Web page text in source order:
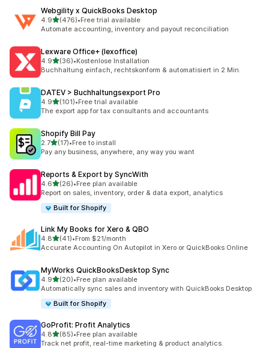
Webgility x QuickBooks Desktop
4.9별 5개 중
(476)
총 리뷰 476개
•Free trial available
Automate accounting, inventory and payout reconciliation
Lexware Office+ (lexoffice)
4.9별 5개 중
(36)
총 리뷰 36개
•Kostenlose Installation
Buchhaltung einfach, rechtskonform & automatisiert in 2 Min.
DATEV > Buchhaltungsexport Pro
4.9별 5개 중
(101)
총 리뷰 101개
•Free trial available
The export app for tax consultants and accountants
Shopify Bill Pay
2.7별 5개 중
(17)
총 리뷰 17개
•Free to install
Pay any business, anywhere, any way you want
Reports & Export by SyncWith
4.6별 5개 중
(26)
총 리뷰 26개
•Free plan available
Report on sales, inventory, order & data export, analytics
Built for Shopify
Link My Books for Xero & QBO
4.8별 5개 중
(41)
총 리뷰 41개
•From $21/month
Accurate Accounting On Autopilot in Xero or QuickBooks Online
MyWorks QuickBooksDesktop Sync
4.9별 5개 중
(20)
총 리뷰 20개
•Free plan available
Automatically sync sales and inventory with QuickBooks Desktop
Built for Shopify
GoProfit: Profit Analytics
4.8별 5개 중
(85)
총 리뷰 85개
•Free plan available
Track net profit, real-time marketing & product analytics.